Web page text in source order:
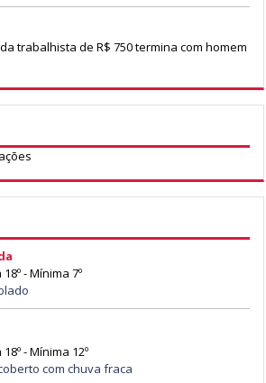
trabalhista de R$ 750 termina com homem
- Mínima 7º
- Mínima 12º
com chuva fraca